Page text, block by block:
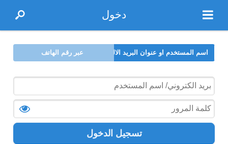
دخول
اسم المستخدم او عنوان البريد الالكتروني عبر رقم الهاتف
تسجيل الدخول